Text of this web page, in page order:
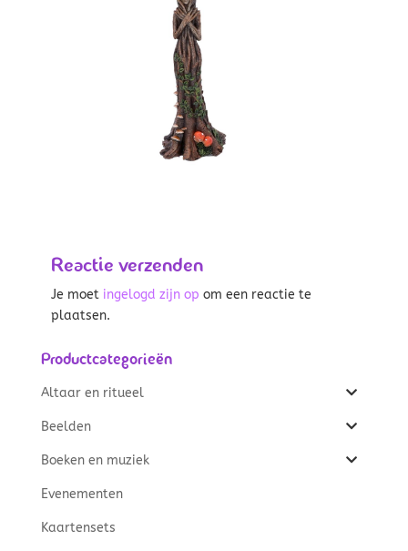
Reactie verzenden
Je moet ingelogd zijn op om een reactie te
plaatsen.
Productcategorieën
Altaar en ritueel
Beelden
Boeken en muziek
Evenementen
Kaartensets